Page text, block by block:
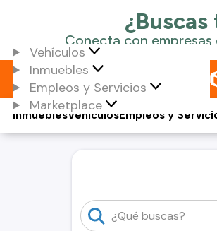
Vehículos
Inmuebles
Empleos y Servicios
Marketplace
Vehículos
Inmuebles Empleos y